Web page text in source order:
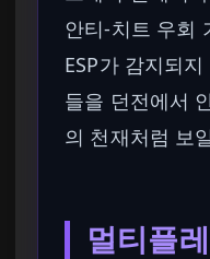
안티-치트 우회
ESP가 감지되
들을 던전에서
의 천재처럼 보
멀티플